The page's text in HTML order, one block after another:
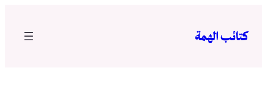
المحتوى
كتائب الهمة